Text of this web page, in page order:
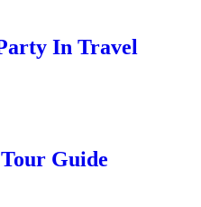
In Travel
Guide